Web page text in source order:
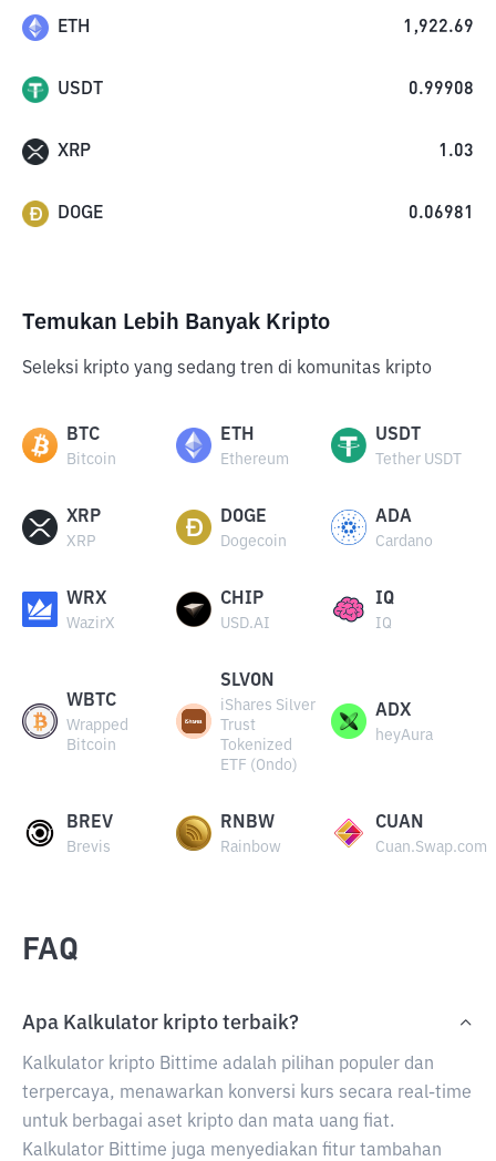
ETH 1,922.69
USDT 0.99908
XRP 1.03
DOGE 0.06981
Temukan Lebih Banyak Kripto
Seleksi kripto yang sedang tren di komunitas kripto
BTC
Bitcoin
ETH
Ethereum
USDT
Tether USDT
XRP
XRP
DOGE
Dogecoin
ADA
Cardano
WRX
WazirX
CHIP
USD.AI
IQ
IQ
WBTC
Wrapped
Bitcoin
SLVON
iShares Silver
Trust
Tokenized
ETF (Ondo)
ADX
heyAura
BREV
Brevis
RNBW
Rainbow
CUAN
Cuan.Swap.com
FAQ
Apa Kalkulator kripto terbaik?
Kalkulator kripto Bittime adalah pilihan populer dan
terpercaya, menawarkan konversi kurs secara real-time
untuk berbagai aset kripto dan mata uang fiat.
Kalkulator Bittime juga menyediakan fitur tambahan